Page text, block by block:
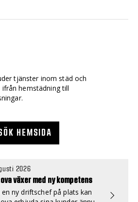
tjänster inom städ och
hemstädning till
HEMSIDA
2026
växer med ny kompetens
en ny driftschef på plats kan